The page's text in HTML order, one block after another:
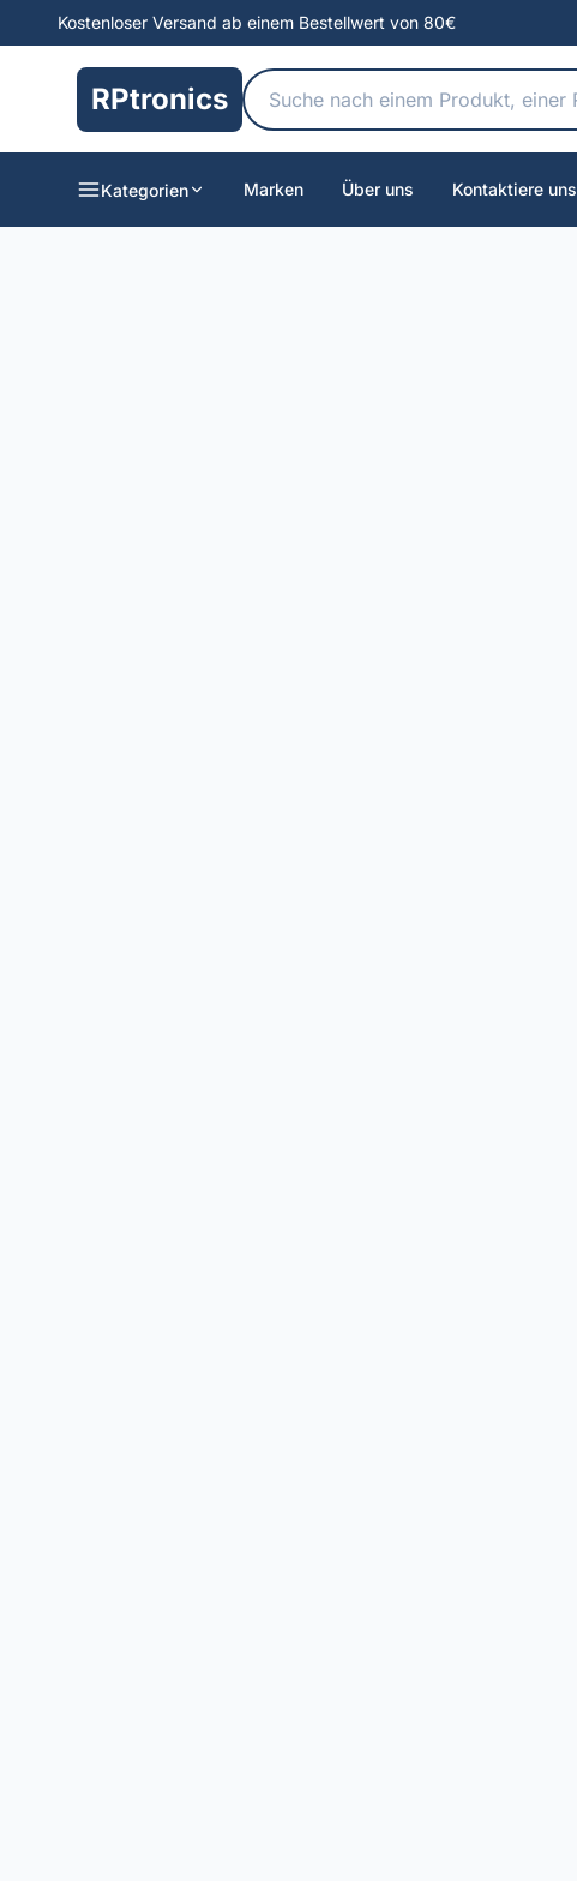
Kostenloser Versand ab einem Bestellwert von 80€
RPtronics
Kategorien Marken Über uns Kontaktiere uns